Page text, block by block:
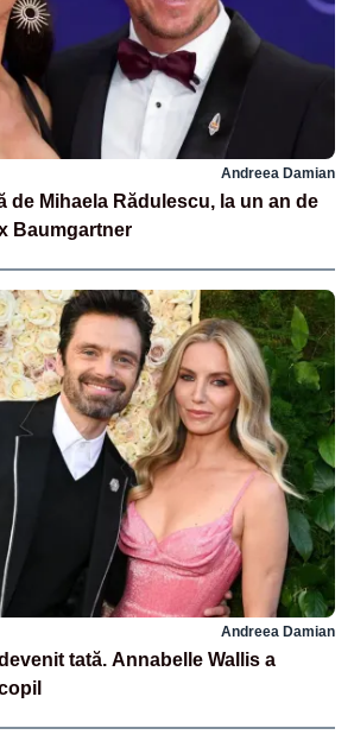
Andreea Damian
de Mihaela Rădulescu, la un an de
Baumgartner
Andreea Damian
tată. Annabelle Wallis a